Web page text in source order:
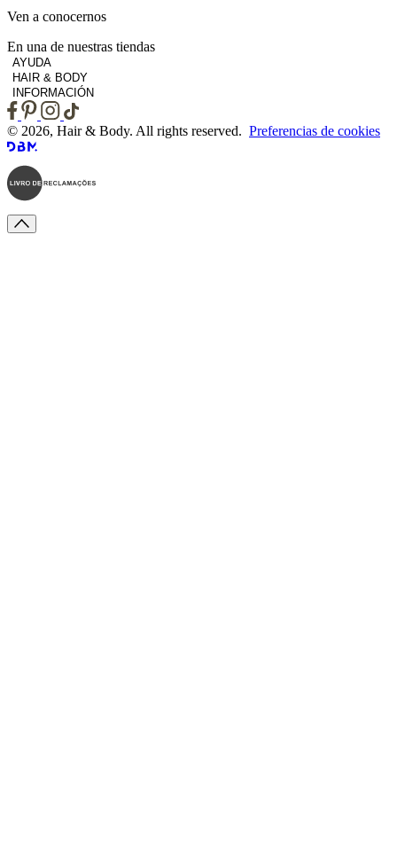
Ven a conocernos
En una de nuestras tiendas
AYUDA
HAIR & BODY
INFORMACIÓN
© 2026, Hair & Body. All rights reserved. Preferencias de cookies